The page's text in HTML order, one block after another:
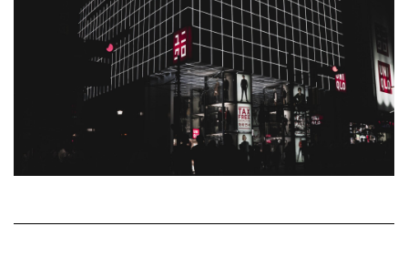
プライバシーポリシー
利用規約
運営会社